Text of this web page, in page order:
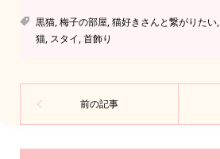
黒猫,梅子の部屋,猫好きさんと繋がりたい,
猫, スタイ,首飾り